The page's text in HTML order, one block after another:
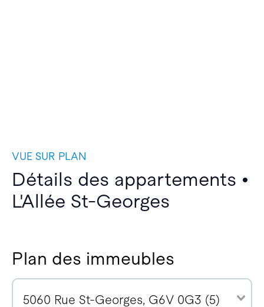
VUE SUR PLAN
Détails des appartements •
L'Allée St-Georges
Plan des immeubles
5060 Rue St-Georges, G6V 0G3 (5)